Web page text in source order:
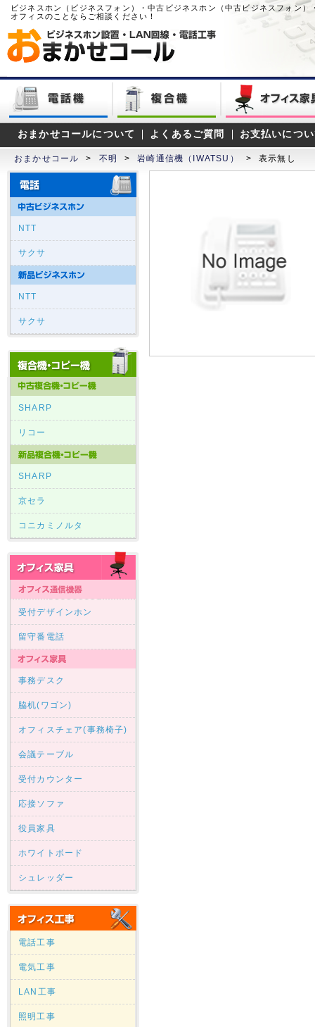
ビジネスホン（ビジネスフォン）・中古ビジネスホン（中古ビジネスフォン
オフィスのことならご相談ください！
おまかせコールについて よくあるご質問 お支払いにつ
おまかせコール > 不明 > 岩崎通信機（IWATSU） > 表示無し
NTT
サクサ
NTT
サクサ
SHARP
リコー
SHARP
京セラ
コニカミノルタ
受付デザインホン
留守番電話
事務デスク
脇机(ワゴン)
オフィスチェア(事務椅子)
会議テーブル
受付カウンター
応接ソファ
役員家具
ホワイトボード
シュレッダー
電話工事
電気工事
LAN工事
照明工事